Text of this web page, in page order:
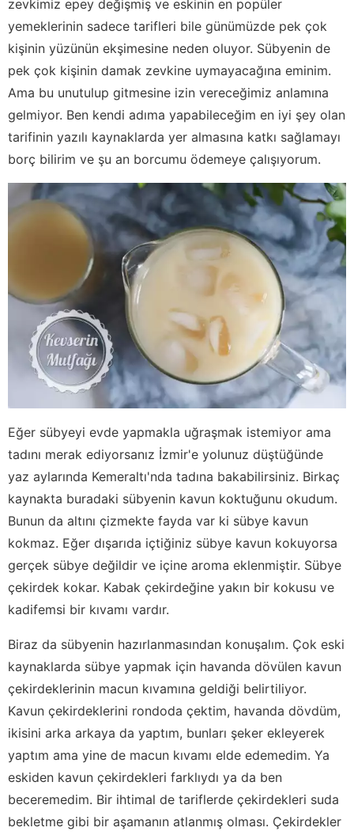
zevkimiz epey değişmiş ve eskinin en popüler
yemeklerinin sadece tarifleri bile günümüzde pek çok
kişinin yüzünün ekşimesine neden oluyor. Sübyenin de
pek çok kişinin damak zevkine uymayacağına eminim.
Ama bu unutulup gitmesine izin vereceğimiz anlamına
gelmiyor. Ben kendi adıma yapabileceğim en iyi şey olan
tarifinin yazılı kaynaklarda yer almasına katkı sağlamayı
borç bilirim ve şu an borcumu ödemeye çalışıyorum.
Eğer sübyeyi evde yapmakla uğraşmak istemiyor ama
tadını merak ediyorsanız İzmir'e yolunuz düştüğünde
yaz aylarında Kemeraltı'nda tadına bakabilirsiniz. Birkaç
kaynakta buradaki sübyenin kavun koktuğunu okudum.
Bunun da altını çizmekte fayda var ki sübye kavun
kokmaz. Eğer dışarıda içtiğiniz sübye kavun kokuyorsa
gerçek sübye değildir ve içine aroma eklenmiştir. Sübye
çekirdek kokar. Kabak çekirdeğine yakın bir kokusu ve
kadifemsi bir kıvamı vardır.
Biraz da sübyenin hazırlanmasından konuşalım. Çok eski
kaynaklarda sübye yapmak için havanda dövülen kavun
çekirdeklerinin macun kıvamına geldiği belirtiliyor.
Kavun çekirdeklerini rondoda çektim, havanda dövdüm,
ikisini arka arkaya da yaptım, bunları şeker ekleyerek
yaptım ama yine de macun kıvamı elde edemedim. Ya
eskiden kavun çekirdekleri farklıydı ya da ben
beceremedim. Bir ihtimal de tariflerde çekirdekleri suda
bekletme gibi bir aşamanın atlanmış olması. Çekirdekler